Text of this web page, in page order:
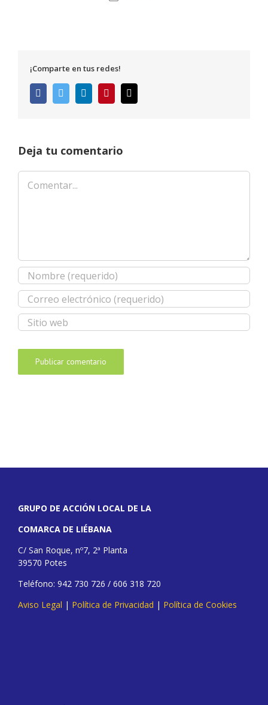
¡Comparte en tus redes!
FacebookTwitter LinkedInPinterest
electrónico
Deja tu comentario
Comentar
GRUPO DE ACCIÓN LOCAL DE LA
COMARCA DE LIÉBANA
C/ San Roque, nº7, 2ª Planta
39570 Potes
Teléfono: 942 730 726 / 606 318 720
Aviso Legal | Política de Privacidad | Política de Cookies